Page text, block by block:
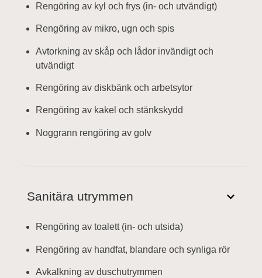
Rengöring av kyl och frys (in- och utvändigt)
Rengöring av mikro, ugn och spis
Avtorkning av skåp och lådor invändigt och
utvändigt
Rengöring av diskbänk och arbetsytor
Rengöring av kakel och stänkskydd
Noggrann rengöring av golv
Sanitära utrymmen
Rengöring av toalett (in- och utsida)
Rengöring av handfat, blandare och synliga rör
Avkalkning av duschutrymmen